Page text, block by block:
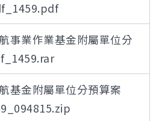
事業作業基金附屬單位分
基金附屬單位分預算案